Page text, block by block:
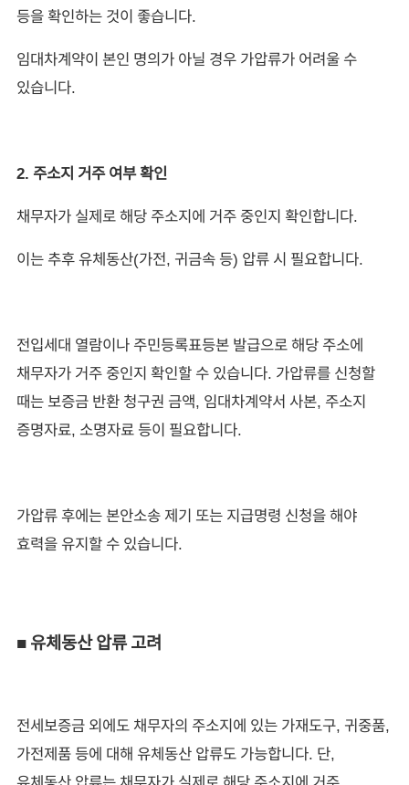
등을 확인하는 것이 좋습니다.
임대차계약이 본인 명의가 아닐 경우 가압류가 어려울 수
있습니다.
2. 주소지 거주 여부 확인
채무자가 실제로 해당 주소지에 거주 중인지 확인합니다.
이는 추후 유체동산(가전, 귀금속 등) 압류 시 필요합니다.
전입세대 열람이나 주민등록표등본 발급으로 해당 주소에
채무자가 거주 중인지 확인할 수 있습니다. 가압류를 신청할
때는 보증금 반환 청구권 금액, 임대차계약서 사본, 주소지
증명자료, 소명자료 등이 필요합니다.
가압류 후에는 본안소송 제기 또는 지급명령 신청을 해야
효력을 유지할 수 있습니다.
■ 유체동산 압류 고려
전세보증금 외에도 채무자의 주소지에 있는 가재도구, 귀중품,
가전제품 등에 대해 유체동산 압류도 가능합니다. 단,